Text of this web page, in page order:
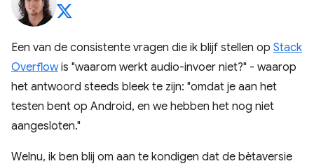
Een van de consistente vragen die ik blijf stellen op Stack
Overflowis "waarom werkt audio-invoer niet?" - waarop
het antwoord steeds bleek te zijn: "omdat je aan het
testen bent op Android, en we hebben het nog niet
aangesloten."
Welnu, ik ben blij om aan te kondigen dat de bètaversie